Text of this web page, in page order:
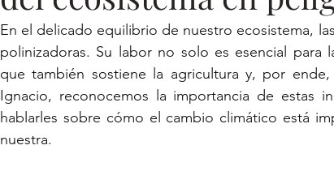
En el delicado equilibrio de nuestro ecosistema,
polinizadoras. Su labor no solo es esencial para
que también sostiene la agricultura y, por
Ignacio, reconocemos la importancia de estas
hablarles sobre cómo el cambio climático está
nuestra.